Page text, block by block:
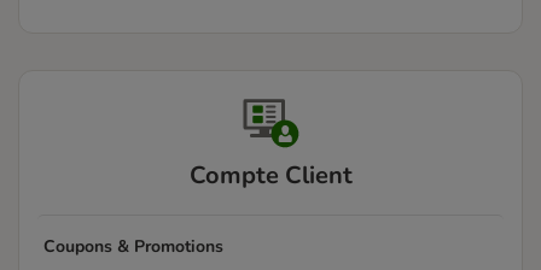
Compte Client
Coupons & Promotions